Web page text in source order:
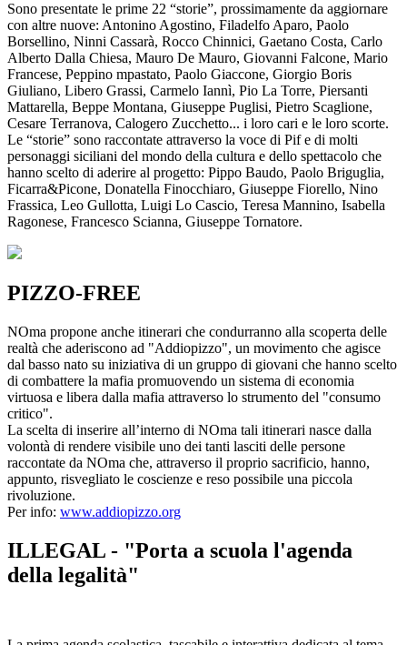
Sono presentate le prime 22 “storie”, prossimamente da aggiornare
con altre nuove: Antonino Agostino, Filadelfo Aparo, Paolo
Borsellino, Ninni Cassarà, Rocco Chinnici, Gaetano Costa, Carlo
Alberto Dalla Chiesa, Mauro De Mauro, Giovanni Falcone, Mario
Francese, Peppino mpastato, Paolo Giaccone, Giorgio Boris
Giuliano, Libero Grassi, Carmelo Iannì, Pio La Torre, Piersanti
Mattarella, Beppe Montana, Giuseppe Puglisi, Pietro Scaglione,
Cesare Terranova, Calogero Zucchetto... i loro cari e le loro scorte.
Le “storie” sono raccontate attraverso la voce di Pif e di molti
personaggi siciliani del mondo della cultura e dello spettacolo che
hanno scelto di aderire al progetto: Pippo Baudo, Paolo Briguglia,
Ficarra&Picone, Donatella Finocchiaro, Giuseppe Fiorello, Nino
Frassica, Leo Gullotta, Luigi Lo Cascio, Teresa Mannino, Isabella
Ragonese, Francesco Scianna, Giuseppe Tornatore.
PIZZO-FREE
NOma propone anche itinerari che condurranno alla scoperta delle
realtà che aderiscono ad "Addiopizzo", un movimento che agisce
dal basso nato su iniziativa di un gruppo di giovani che hanno scelto
di combattere la mafia promuovendo un sistema di economia
virtuosa e libera dalla mafia attraverso lo strumento del "consumo
critico".
La scelta di inserire all’interno di NOma tali itinerari nasce dalla
volontà di rendere visibile uno dei tanti lasciti delle persone
raccontate da NOma che, attraverso il proprio sacrificio, hanno,
appunto, risvegliato le coscienze e reso possibile una piccola
rivoluzione.
Per info: www.addiopizzo.org
ILLEGAL - "Porta a scuola l'agenda
della legalità"